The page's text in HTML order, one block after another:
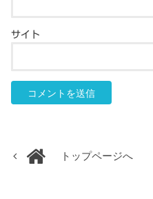
サイト
トップページへ